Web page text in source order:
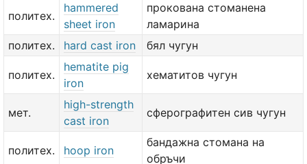
политех.
hammered
sheet iron
прокована стоманена
ламарина
политех.
hard cast iron бял чугун
политех.
hematite pig
iron
хематитов чугун
мет.
high-strength
cast iron
сферографитен сив чугун
политех. hoop iron
бандажна стомана на
обръчи